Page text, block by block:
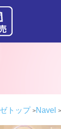
トップ Navel